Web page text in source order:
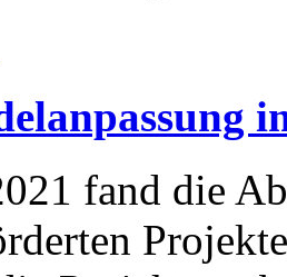
fand die